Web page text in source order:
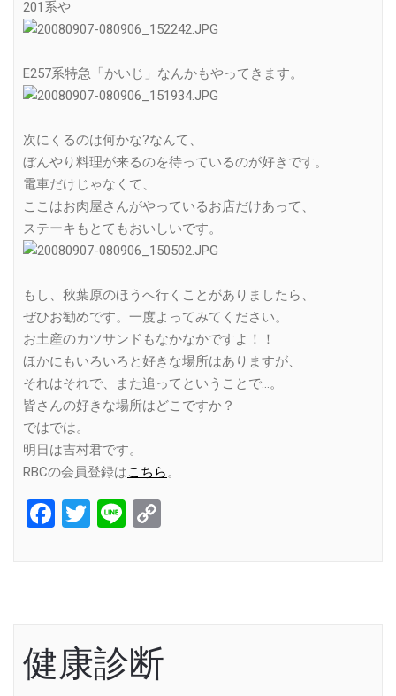
201系や
E257系特急「かいじ」なんかもやってきます。
次にくるのは何かな?なんて、
ぼんやり料理が来るのを待っているのが好きです。
電車だけじゃなくて、
ここはお肉屋さんがやっているお店だけあって、
ステーキもとてもおいしいです。
もし、秋葉原のほうへ行くことがありましたら、
ぜひお勧めです。一度よってみてください。
お土産のカツサンドもなかなかですよ！！
ほかにもいろいろと好きな場所はありますが、
それはそれで、また追ってということで…。
皆さんの好きな場所はどこですか？
ではでは。
明日は吉村君です。
RBCの会員登録はこちら。
Facebook
Twitter
Line
健康診断